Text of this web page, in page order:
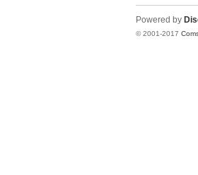
Powered by
© 2001-2017